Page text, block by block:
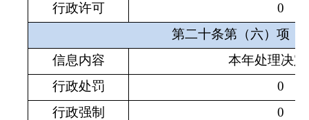
行政许可
0
第二十条第（六）项
信息内容
本年处理决
行政处罚
0
行政强制
0